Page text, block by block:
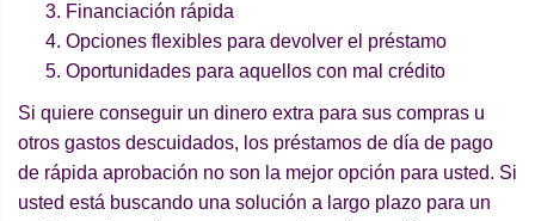
Financiación rápida
Opciones flexibles para devolver el préstamo
Oportunidades para aquellos con mal crédito
Si quiere conseguir un dinero extra para sus compras u
otros gastos descuidados, los préstamos de día de pago
de rápida aprobación no son la mejor opción para usted. Si
usted está buscando una solución a largo plazo para un